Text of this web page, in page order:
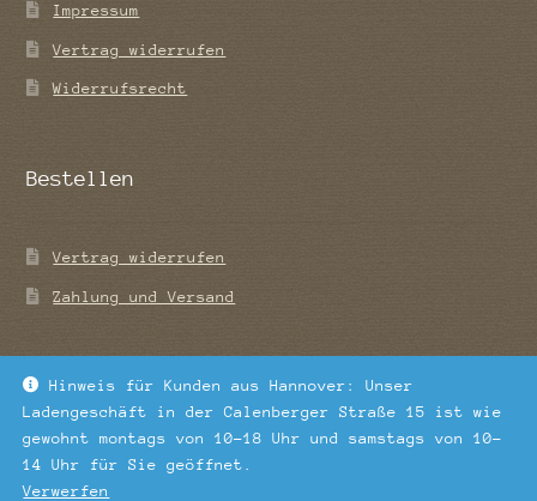
Hinweis für Kunden aus Hannover: Unser
Ladengeschäft in der Calenberger Straße 15 ist wie
gewohnt montags von 10-18 Uhr und samstags von 10-
14 Uhr für Sie geöffnet.
Verwerfen
Impressum
Vertrag widerrufen
Widerrufsrecht
Bestellen
Vertrag widerrufen
Zahlung und Versand
© Tee-Blatt 2026
Datenschutzerklärung
Erstellt mit WooCommerce